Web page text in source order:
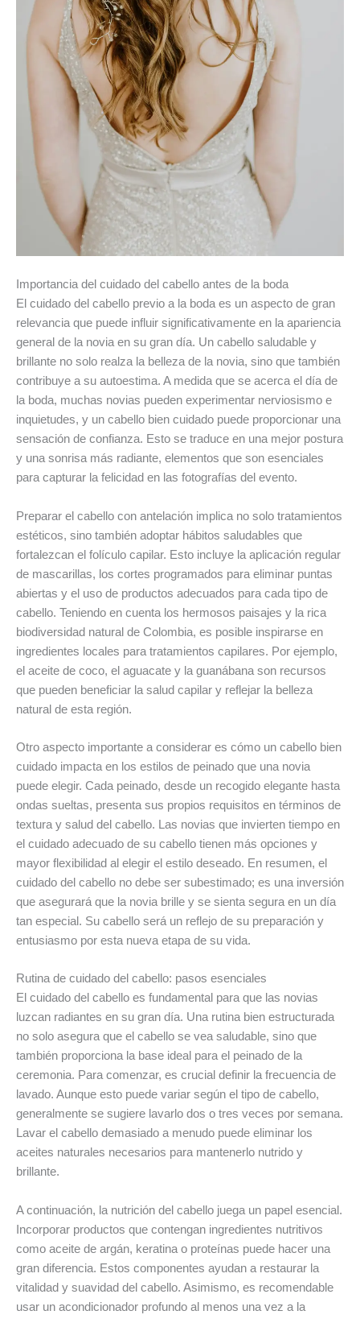
Importancia del cuidado del cabello antes de la boda
El cuidado del cabello previo a la boda es un aspecto de gran
relevancia que puede influir significativamente en la apariencia
general de la novia en su gran día. Un cabello saludable y
brillante no solo realza la belleza de la novia, sino que también
contribuye a su autoestima. A medida que se acerca el día de
la boda, muchas novias pueden experimentar nerviosismo e
inquietudes, y un cabello bien cuidado puede proporcionar una
sensación de confianza. Esto se traduce en una mejor postura
y una sonrisa más radiante, elementos que son esenciales
para capturar la felicidad en las fotografías del evento.
Preparar el cabello con antelación implica no solo tratamientos
estéticos, sino también adoptar hábitos saludables que
fortalezcan el folículo capilar. Esto incluye la aplicación regular
de mascarillas, los cortes programados para eliminar puntas
abiertas y el uso de productos adecuados para cada tipo de
cabello. Teniendo en cuenta los hermosos paisajes y la rica
biodiversidad natural de Colombia, es posible inspirarse en
ingredientes locales para tratamientos capilares. Por ejemplo,
el aceite de coco, el aguacate y la guanábana son recursos
que pueden beneficiar la salud capilar y reflejar la belleza
natural de esta región.
Otro aspecto importante a considerar es cómo un cabello bien
cuidado impacta en los estilos de peinado que una novia
puede elegir. Cada peinado, desde un recogido elegante hasta
ondas sueltas, presenta sus propios requisitos en términos de
textura y salud del cabello. Las novias que invierten tiempo en
el cuidado adecuado de su cabello tienen más opciones y
mayor flexibilidad al elegir el estilo deseado. En resumen, el
cuidado del cabello no debe ser subestimado; es una inversión
que asegurará que la novia brille y se sienta segura en un día
tan especial. Su cabello será un reflejo de su preparación y
entusiasmo por esta nueva etapa de su vida.
Rutina de cuidado del cabello: pasos esenciales
El cuidado del cabello es fundamental para que las novias
luzcan radiantes en su gran día. Una rutina bien estructurada
no solo asegura que el cabello se vea saludable, sino que
también proporciona la base ideal para el peinado de la
ceremonia. Para comenzar, es crucial definir la frecuencia de
lavado. Aunque esto puede variar según el tipo de cabello,
generalmente se sugiere lavarlo dos o tres veces por semana.
Lavar el cabello demasiado a menudo puede eliminar los
aceites naturales necesarios para mantenerlo nutrido y
brillante.
A continuación, la nutrición del cabello juega un papel esencial.
Incorporar productos que contengan ingredientes nutritivos
como aceite de argán, keratina o proteínas puede hacer una
gran diferencia. Estos componentes ayudan a restaurar la
vitalidad y suavidad del cabello. Asimismo, es recomendable
usar un acondicionador profundo al menos una vez a la